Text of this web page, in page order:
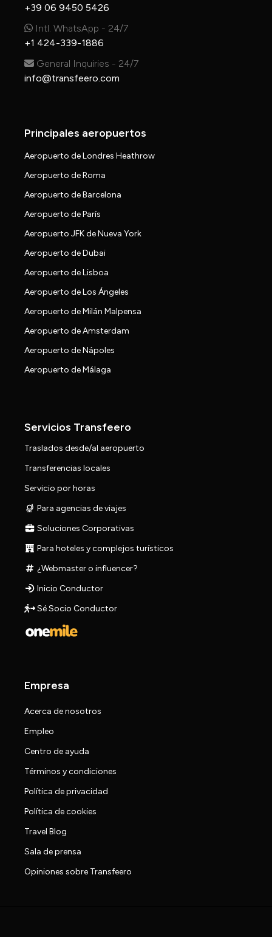
+39 06 9450 5426
Intl. WhatsApp - 24/7
+1 424-339-1886
General Inquiries - 24/7
info@transfeero.com
Principales aeropuertos
Aeropuerto de Londres Heathrow
Aeropuerto de Roma
Aeropuerto de Barcelona
Aeropuerto de París
Aeropuerto JFK de Nueva York
Aeropuerto de Dubai
Aeropuerto de Lisboa
Aeropuerto de Los Ángeles
Aeropuerto de Milán Malpensa
Aeropuerto de Amsterdam
Aeropuerto de Nápoles
Aeropuerto de Málaga
Servicios Transfeero
Traslados desde/al aeropuerto
Transferencias locales
Servicio por horas
Para agencias de viajes
Soluciones Corporativas
Para hoteles y complejos turísticos
¿Webmaster o influencer?
Inicio Conductor
Sé Socio Conductor
Empresa
Acerca de nosotros
Empleo
Centro de ayuda
Términos y condiciones
Política de privacidad
Política de cookies
Travel Blog
Sala de prensa
Opiniones sobre Transfeero